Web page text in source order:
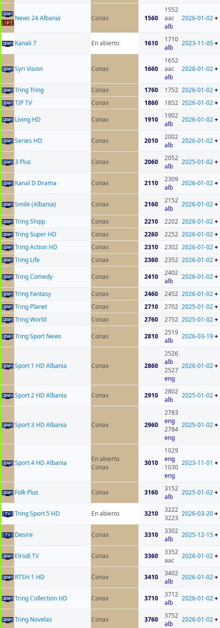
News 24 Albania Conax 1560
1552
aac
alb
2026-01-02+
Kanali 7 En abierto 1610
1710
alb
2023-11-05+
Syri Vision Conax 1660
1652
aac
alb
2026-01-02+
Tring Tring Conax 1760 1752 2026-01-02+
TIP TV
Conax 1860 1852 2026-01-02+
Living HD
Conax 1910
1902
alb
2026-01-02+
Series HD Conax 2010
2002
alb
2026-01-02+
3 Plus Conax 2060
2052
alb
2025-01-02+
Kanal D Drama Conax 2110
2309
alb
2026-01-02+
Smile (Albania) Conax 2160
2152
alb
2026-01-02+
Tring Shqip Conax 2210 2202 2026-01-02+
Tring Super HD
Conax 2260 2252 2026-01-02+
Tring Action HD
Conax 2310 2302 2026-01-02+
Tring Life
Conax 2360 2352 2026-01-02+
Tring Comedy
Conax 2410
2402
alb
2026-01-02+
Tring Fantasy Conax 2460 2452 2026-01-02+
Tring Planet
Conax 2710 2702 2025-01-02+
Tring World
Conax 2760 2752 2025-01-02+
Tring Sport News
Conax 2810
2519
alb
2026-03-19+
Sport 1 HD Albania Conax 2860
2526
alb
2527
eng
2026-01-02+
Sport 2 HD Albania Conax 2910
2802
alb
2025-01-02+
Sport 3 HD Albania Conax 2960
2783
eng
2784
eng
2025-01-02+
Sport 4 HD Albania
En abierto
Conax
3010
1029
eng
1030
eng
2023-11-01 +
Folk Plus Conax 3160
3152
alb
2025-01-02+
Tring Sport 5 HD En abierto 3210
3222
3223
2026-03-20+
Desire Conax 3310
3302
alb
2025-12-15+
Elrodi TV Conax 3360
3352
aac
2026-01-02+
RTSH 1 HD Conax 3410
3402
alb
2026-01-02+
Tring Collection HD Conax 3710
3712
alb
2026-01-02+
Tring Novelas Conax 3760
3752
alb
2026-01-02+